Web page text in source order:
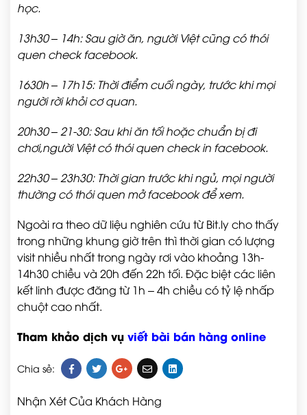
học.
13h30 – 14h: Sau giờ ăn, người Việt cũng có thói
quen check facebook.
1630h – 17h15: Thời điểm cuối ngày, trước khi mọi
người rời khỏi cơ quan.
20h30 – 21-30: Sau khi ăn tối hoặc chuẩn bị đi
chơi,người Việt có thói quen check in facebook.
22h30 – 23h30: Thời gian trước khi ngủ, mọi người
thường có thói quen mở facebook để xem.
Ngoài ra theo dữ liệu nghiên cứu từ Bit.ly cho thấy
trong những khung giờ trên thì thời gian có lượng
visit nhiều nhất trong ngày rơi vào khoảng 13h-
14h30 chiều và 20h đến 22h tối. Đặc biệt các liên
kết linh được đăng từ 1h – 4h chiều có tỷ lệ nhấp
chuột cao nhất.
Tham khảo dịch vụ viết bài bán hàng online
Chia sẻ:
Nhận Xét Của Khách Hàng